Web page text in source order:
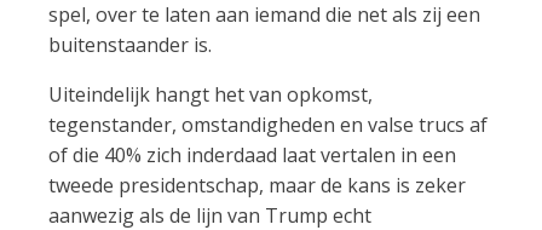
spel, over te laten aan iemand die net als zij een
buitenstaander is.
Uiteindelijk hangt het van opkomst,
tegenstander, omstandigheden en valse trucs af
of die 40% zich inderdaad laat vertalen in een
tweede presidentschap, maar de kans is zeker
aanwezig als de lijn van Trump echt